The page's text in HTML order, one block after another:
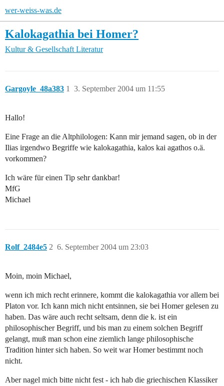
wer-weiss-was.de
Kalokagathia bei Homer?
Kultur & Gesellschaft Literatur
Gargoyle_48a383 3. September 2004 um 11:55
1
Hallo!
Eine Frage an die Altphilologen: Kann mir jemand sagen, ob in der
Ilias irgendwo Begriffe wie kalokagathia, kalos kai agathos o.ä.
vorkommen?
Ich wäre für einen Tip sehr dankbar!
MfG
Michael
Rolf_2484e5 6. September 2004 um 23:03
2
Moin, moin Michael,
wenn ich mich recht erinnere, kommt die kalokagathia vor allem bei
Platon vor. Ich kann mich nicht entsinnen, sie bei Homer gelesen zu
haben. Das wäre auch recht seltsam, denn die k. ist ein
philosophischer Begriff, und bis man zu einem solchen Begriff
gelangt, muß man schon eine ziemlich lange philosophische
Tradition hinter sich haben. So weit war Homer bestimmt noch
nicht.
Aber nagel mich bitte nicht fest - ich hab die griechischen Klassiker